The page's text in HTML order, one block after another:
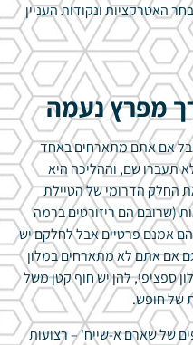
האטרקציות ונקודות העניין
מפרץ נעמה
אם אתם מתארחים באחד
תעברו שם, וההליכה היא
החלק הדרומי של הטיילת
(שרובם הם ריזורטים ברמה
אמנם פרטיים אבל לחלקם יש
אם אתם לא מתארחים במלון
ספציפי, להן יש חוף קטן משל
של חופש.
של שארם א-שייח' – רצועות